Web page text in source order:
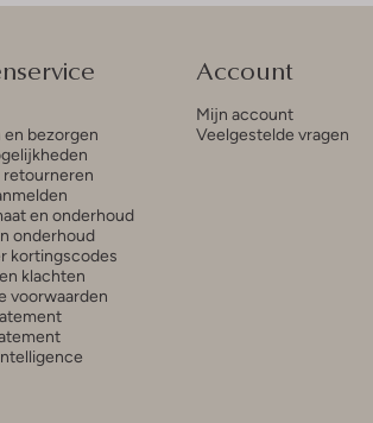
en bezorgen
retourneren
en onderhoud
onderhoud
kortingscodes
klachten
voorwaarden
Account
Mijn account
Veelgestelde vragen